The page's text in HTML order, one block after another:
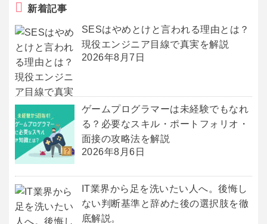
新着記事
SESはやめとけと言われる理由とは？
現役エンジニア目線で真実を解説
2026年8月7日
ゲームプログラマーは未経験でもなれ
る？必要なスキル・ポートフォリオ・
面接の攻略法を解説
2026年8月6日
IT業界から足を洗いたい人へ。後悔し
ない判断基準と辞めた後の選択肢を徹
底解説。